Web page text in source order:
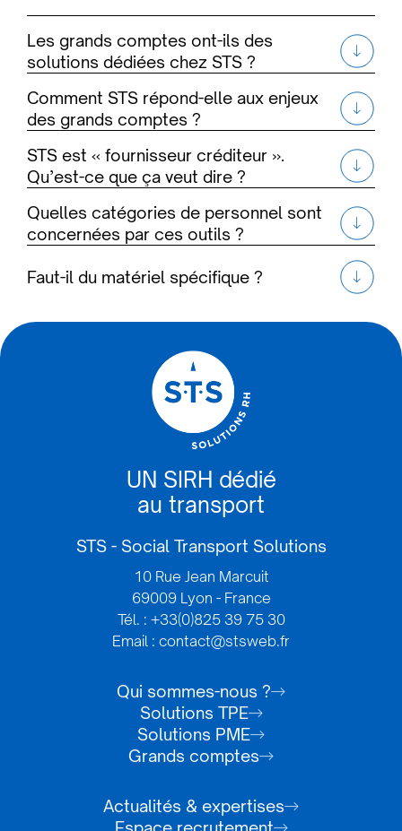
Les grands comptes ont-ils des
solutions dédiées chez STS ?
Comment STS répond-elle aux enjeux
des grands comptes ?
STS est « fournisseur créditeur ».
Qu’est-ce que ça veut dire ?
Quelles catégories de personnel sont
concernées par ces outils ?
Faut-il du matériel spécifique ?
UN SIRH dédié
au transport
STS - Social Transport Solutions
10 Rue Jean Marcuit
69009 Lyon - France
Tél. : +33(0)825 39 75 30
Email : contact@stsweb.fr
Qui sommes-nous ?
Solutions TPE
Solutions PME
Grands comptes
Actualités & expertises